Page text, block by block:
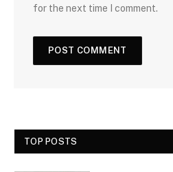
for the next time I comment.
TOP POSTS